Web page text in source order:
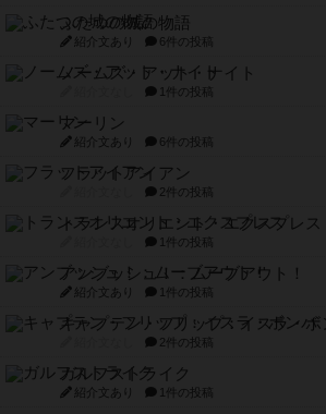
ふたつの城の物語
紹介文あり 6件の投稿
ノームズ・アット・ナイト
1件の投稿
マーリン
紹介文あり 6件の投稿
フラットアイアン
2件の投稿
トランスオリエント・エクスプレス
1件の投稿
アンブッシュ！：ムーブアウト！
紹介文あり 1件の投稿
キャプテン・フリップ：イスラ・ボ
2件の投稿
ガルフストライク
紹介文あり 1件の投稿